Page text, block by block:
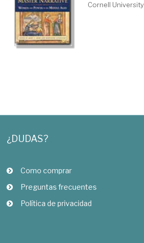
Cornell
¿DUDAS?
Como comprar
Preguntas frecuentes
Política de privacidad